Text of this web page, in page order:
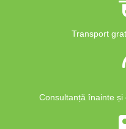
Transport
Consultanță înainte